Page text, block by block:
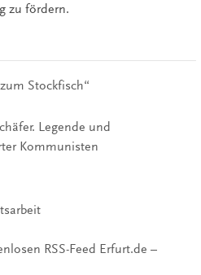
zu fördern.
Stockfisch“
Legende und
Kommunisten
RSS-Feed Erfurt.de –